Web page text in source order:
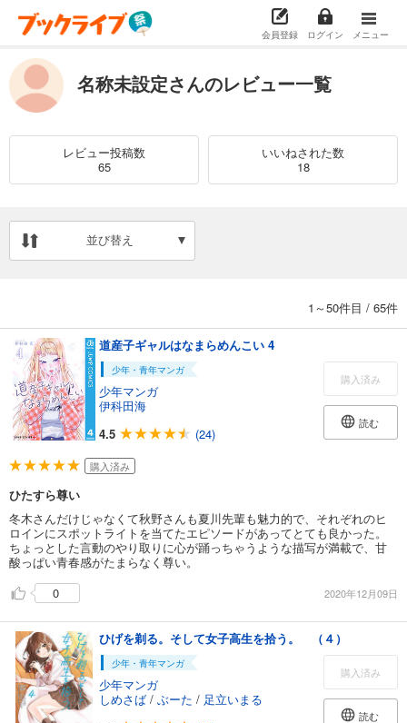
会員登録 ログイン メニュー
名称未設定さんのレビュー一覧
レビュー投稿数
65
いいねされた数
18
並び替え
1～50件目 / 65件
道産子ギャルはなまらめんこい 4
少年・青年マンガ
少年マンガ
伊科田海
4.5
(24)
購入済み
読む
購入済み
ひたすら尊い
冬木さんだけじゃなくて秋野さんも夏川先輩も魅力的で、それぞれのヒ
ロインにスポットライトを当てたエピソードがあってとても良かった。
ちょっとした言動のやり取りに心が踊っちゃうような描写が満載で、甘
酸っぱい青春感がたまらなく尊い。
0
2020年12月09日
ひげを剃る。そして女子高生を拾う。 （４）
少年・青年マンガ
少年マンガ
しめさば / ぶーた / 足立いまる
購入済み
読む